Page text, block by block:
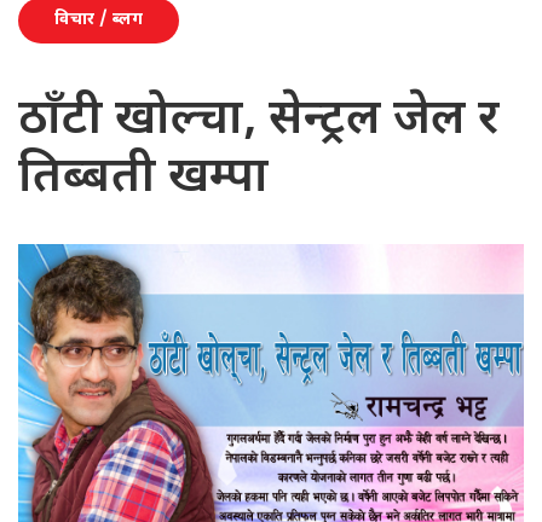
विचार / ब्लग
ठाँटी खोल्चा, सेन्ट्रल जेल र
तिब्बती खम्पा